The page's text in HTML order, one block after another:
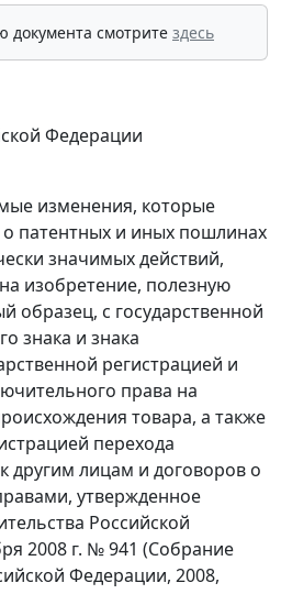
документа смотрите здесь
Федерации
изменения, которые
патентных и иных пошлинах
значимых действий,
изобретение, полезную
с государственной
знака и знака
регистрацией и
права на
товара, а также
перехода
другим лицам и договоров о
утвержденное
Российской
2008 г. № 941 (Собрание
Федерации, 2008,